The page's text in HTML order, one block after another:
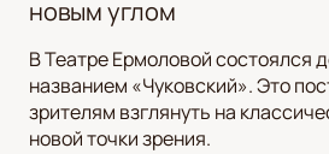
новым углом
В Театре Ермоловой состоялся
названием «Чуковский». Это
зрителям взглянуть на
новой точки зрения.